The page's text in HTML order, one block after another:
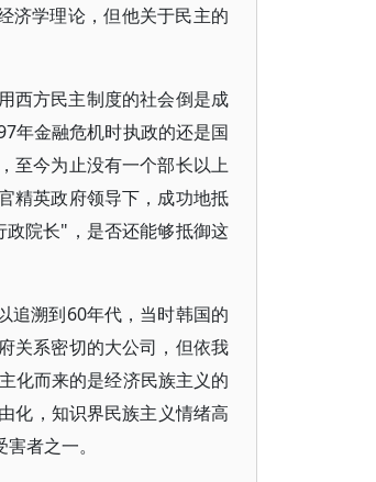
济学理论，但他关于民主的
西方民主制度的社会倒是成
年金融危机时执政的还是国
至今为止没有一个部长以上
精英政府领导下，成功地抵
院长"，是否还能够抵御这
追溯到60年代，当时韩国的
关系密切的大公司，但依我
化而来的是经济民族主义的
化，知识界民族主义情绪高
者之一。